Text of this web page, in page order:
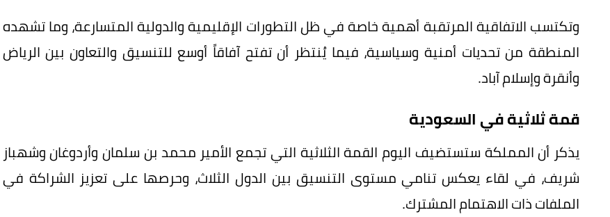
وتكتسب الاتفاقية المرتقبة أهمية خاصة في ظل التطورات الإقليمية والدولية المتسارعة، وما تشهده
المنطقة من تحديات أمنية وسياسية، فيما يُنتظر أن تفتح آفاقاً أوسع للتنسيق والتعاون بين الرياض
وأنقرة وإسلام آباد.
قمة ثلاثية في السعودية
يذكر أن المملكة ستستضيف اليوم القمة الثلاثية التي تجمع الأمير محمد بن سلمان وأردوغان وشهباز
شريف، في لقاء يعكس تنامي مستوى التنسيق بين الدول الثلاث، وحرصها على تعزيز الشراكة في
الملفات ذات الاهتمام المشترك.